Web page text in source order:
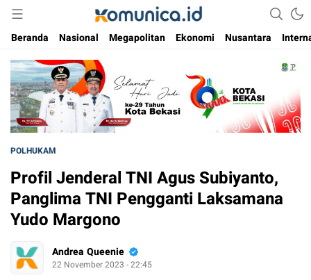
Komunica
Media Informasi Masa Kini
Beranda
Nasional Megapolitan Ekonomi Nusantara
POLHUKAM
Profil Jenderal TNI Agus Subiyanto,
Panglima TNI Pengganti Laksamana
Yudo Margono
Andrea Queenie
22 November 2023 - 22:45